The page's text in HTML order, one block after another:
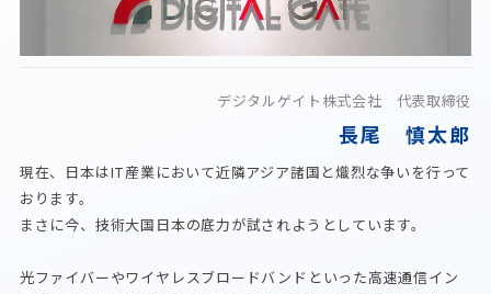
デジタルゲイト株式会社 代表取締役
長尾 慎太郎
現在、日本はIT産業において近隣アジア諸国と熾烈な争いを行って
おります。
まさに今、技術大国日本の底力が試されようとしています。
光ファイバーやワイヤレスブロードバンドといった高速通信イン